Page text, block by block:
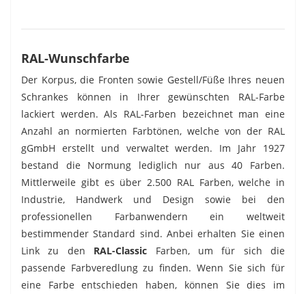
RAL-Wunschfarbe
Der Korpus, die Fronten sowie Gestell/Füße Ihres neuen
Schrankes können in Ihrer gewünschten RAL-Farbe
lackiert werden. Als RAL-Farben bezeichnet man eine
Anzahl an normierten Farbtönen, welche von der RAL
gGmbH erstellt und verwaltet werden. Im Jahr 1927
bestand die Normung lediglich nur aus 40 Farben.
Mittlerweile gibt es über 2.500 RAL Farben, welche in
Industrie, Handwerk und Design sowie bei den
professionellen Farbanwendern ein weltweit
bestimmender Standard sind. Anbei erhalten Sie einen
Link zu den RAL-Classic Farben, um für sich die
passende Farbveredlung zu finden. Wenn Sie sich für
eine Farbe entschieden haben, können Sie dies im